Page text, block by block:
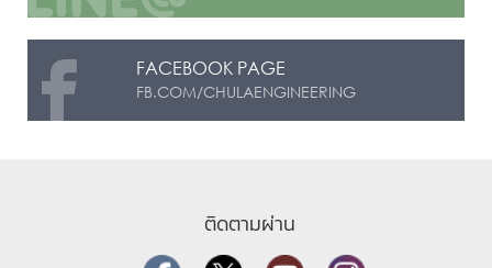
FACEBOOK PAGE
FB.COM/CHULAENGINEERING
ติดตามผ่าน